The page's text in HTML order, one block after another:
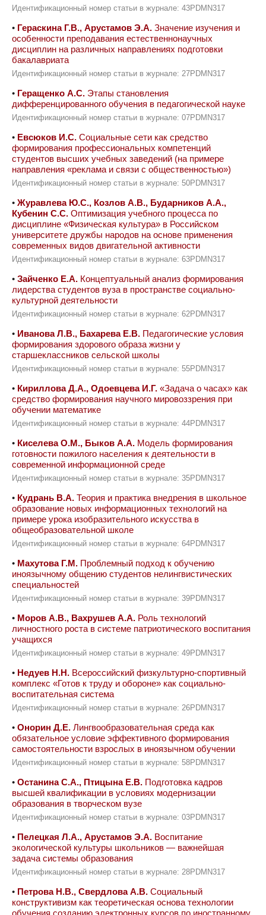
Идентификационный номер статьи в журнале: 43PDMN317
• Гераскина Г.В., Арустамов Э.А. Значение изучения и
особенности преподавания естественнонаучных
дисциплин на различных направлениях подготовки
бакалавриата
Идентификационный номер статьи в журнале: 27PDMN317
• Геращенко А.С. Этапы становления
дифференцированного обучения в педагогической науке
Идентификационный номер статьи в журнале: 07PDMN317
• Евсюков И.С. Социальные сети как средство
формирования профессиональных компетенций
студентов высших учебных заведений (на примере
направления «реклама и связи с общественностью»)
Идентификационный номер статьи в журнале: 50PDMN317
• Журавлева Ю.С., Козлов А.В., Бударников А.А.,
Кубенин С.С. Оптимизация учебного процесса по
дисциплине «Физическая культура» в Российском
университете дружбы народов на основе применения
современных видов двигательной активности
Идентификационный номер статьи в журнале: 63PDMN317
• Зайченко Е.А. Концептуальный анализ формирования
лидерства студентов вуза в пространстве социально-
культурной деятельности
Идентификационный номер статьи в журнале: 62PDMN317
• Иванова Л.В., Бахарева Е.В. Педагогические условия
формирования здорового образа жизни у
старшеклассников сельской школы
Идентификационный номер статьи в журнале: 55PDMN317
• Кириллова Д.А., Одоевцева И.Г. «Задача о часах» как
средство формирования научного мировоззрения при
обучении математике
Идентификационный номер статьи в журнале: 44PDMN317
• Киселева О.М., Быков А.А. Модель формирования
готовности пожилого населения к деятельности в
современной информационной среде
Идентификационный номер статьи в журнале: 35PDMN317
• Кудрань В.А. Теория и практика внедрения в школьное
образование новых информационных технологий на
примере урока изобразительного искусства в
общеобразовательной школе
Идентификационный номер статьи в журнале: 64PDMN317
• Махутова Г.М. Проблемный подход к обучению
иноязычному общению студентов нелингвистических
специальностей
Идентификационный номер статьи в журнале: 39PDMN317
• Моров А.В., Вахрушев А.А. Роль технологий
личностного роста в системе патриотического воспитания
учащихся
Идентификационный номер статьи в журнале: 49PDMN317
• Недуев Н.Н. Всероссийский физкультурно-спортивный
комплекс «Готов к труду и обороне» как социально-
воспитательная система
Идентификационный номер статьи в журнале: 26PDMN317
• Онорин Д.Е. Лингвообразовательная среда как
обязательное условие эффективного формирования
самостоятельности взрослых в иноязычном обучении
Идентификационный номер статьи в журнале: 58PDMN317
• Останина С.А., Птицына Е.В. Подготовка кадров
высшей квалификации в условиях модернизации
образования в творческом вузе
Идентификационный номер статьи в журнале: 03PDMN317
• Пелецкая Л.А., Арустамов Э.А. Воспитание
экологической культуры школьников — важнейшая
задача системы образования
Идентификационный номер статьи в журнале: 28PDMN317
• Петрова Н.В., Свердлова А.В. Социальный
конструктивизм как теоретическая основа технологии
обучения созданию электронных курсов по иностранному